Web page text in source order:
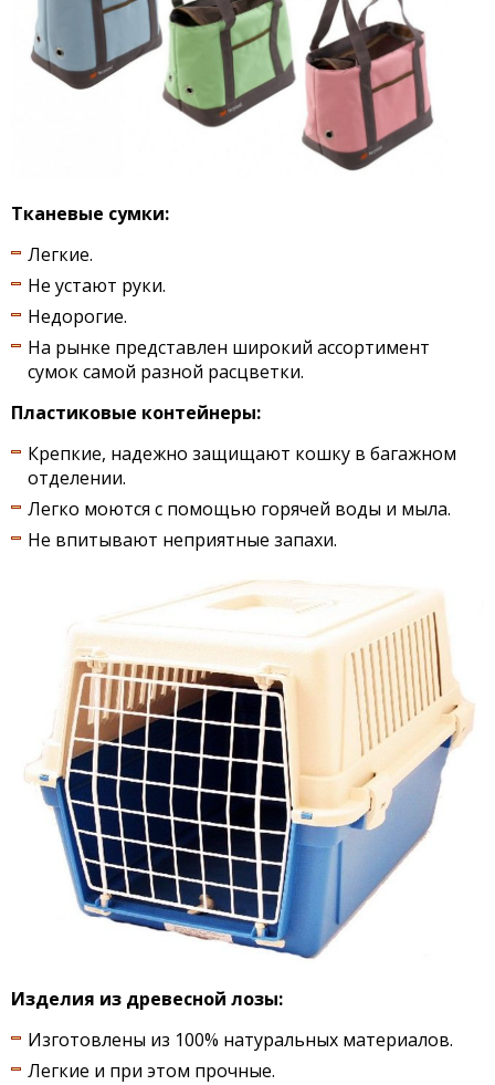
Тканевые сумки:
Легкие.
Не устают руки.
Недорогие.
На рынке представлен широкий ассортимент
сумок самой разной расцветки.
Пластиковые контейнеры:
Крепкие, надежно защищают кошку в багажном
отделении.
Легко моются с помощью горячей воды и мыла.
Не впитывают неприятные запахи.
Изделия из древесной лозы:
Изготовлены из 100% натуральных материалов.
Легкие и при этом прочные.